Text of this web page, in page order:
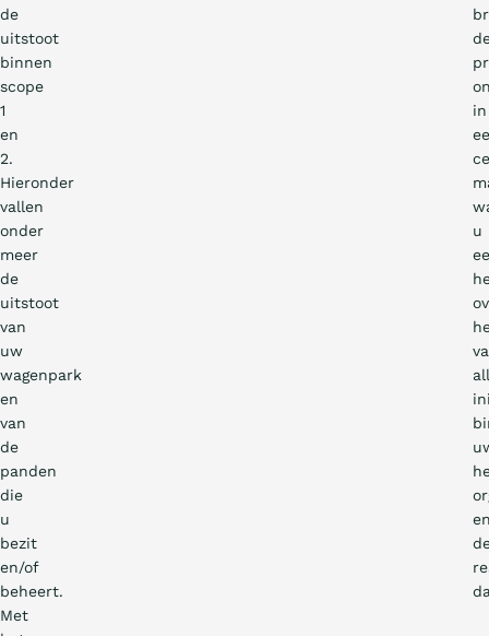
de
uitstoot
binnen
scope
1
en
2.
Hieronder
vallen
onder
meer
de
uitstoot
van
uw
wagenpark
en
van
de
panden
die
u
bezit
en/of
beheert.
Met
in
u